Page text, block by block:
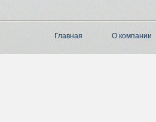
Главная О компании